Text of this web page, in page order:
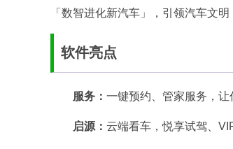
「数智进化新汽车」，引领汽车文明
软件亮点
服务： 一键预约、管家服务，让
启源： 云端看车，悦享试驾、